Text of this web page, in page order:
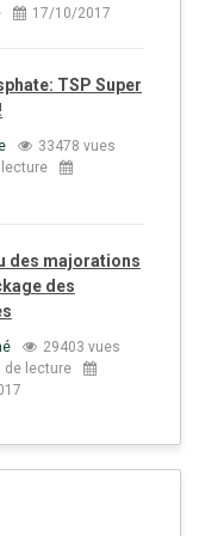
17/10/2017
TSP Super
33478 vues
des majorations
des
29403 vues
de lecture